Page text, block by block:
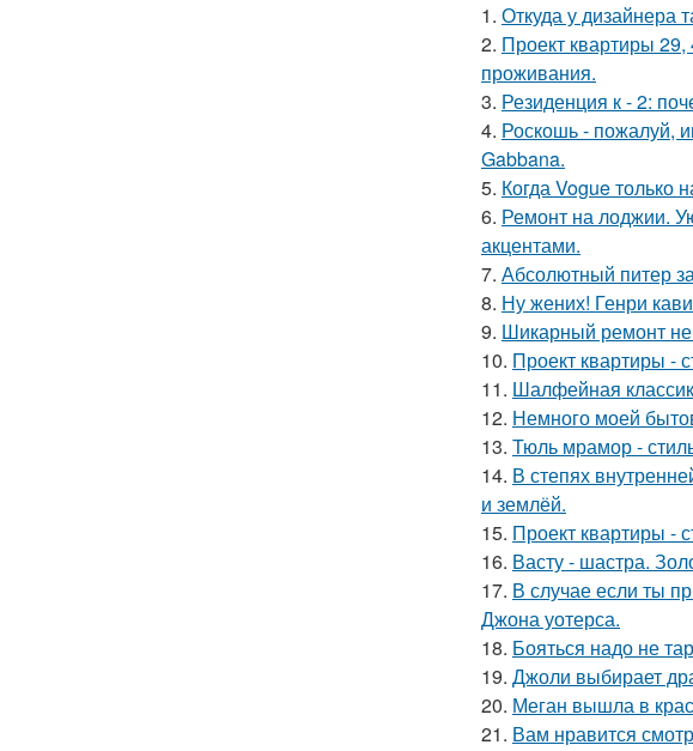
1. Откуда у дизайнера
2. Проект квартиры 29,
проживания.
3. Резиденция к - 2:
4. Роскошь - пожалуй,
Gabbana.
5. Когда Vogue только
6. Ремонт на лоджии.
акцентами.
7. Абсолютный питер
8. Ну жених! Генри
9. Шикарный ремонт
10. Проект квартиры -
11. Шалфейная
12. Немного моей
13. Тюль мрамор -
14. В степях
и землёй.
15. Проект квартиры -
16. Васту - шастра.
17. В случае если ты
Джона уотерса.
18. Бояться надо не
19. Джоли выбирает
20. Меган вышла в
21. Вам нравится